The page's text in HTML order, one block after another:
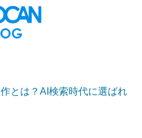
とは？AI検索時代に選ばれ